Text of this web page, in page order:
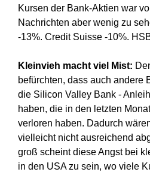
Kursen der Bank-Aktien war
Nachrichten aber wenig zu
-13%. Credit Suisse -10%.
Kleinvieh macht viel Mist:
befürchten, dass auch andere
die Silicon Valley Bank -
haben, die in den letzten
verloren haben. Dadurch
vielleicht nicht ausreichend
groß scheint diese Angst bei
in den USA zu sein, wo viele